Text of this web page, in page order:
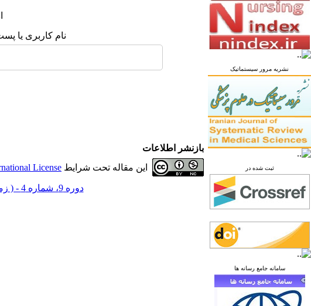
نشریه مرور سیستماتیک
ثبت شده در
سامانه جامع رسانه ها
نام کاربری یا
بازنشر اطلاعات
این مقاله تحت شرایط License
دوره 9، شماره 4 - ( زمستان 1403 )